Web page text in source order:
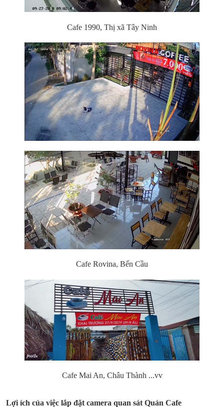
Cafe 1990, Thị xã Tây Ninh
Cafe Rovina, Bến Cầu
Cafe Mai An, Châu Thành ...vv
Lợi ích của việc lắp đặt camera quan sát Quán Cafe